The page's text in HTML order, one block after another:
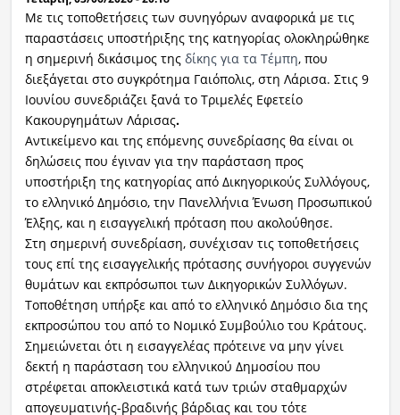
Με τις τοποθετήσεις των συνηγόρων αναφορικά με τις
παραστάσεις υποστήριξης της κατηγορίας ολοκληρώθηκε
η σημερινή δικάσιμος της δίκης για τα Τέμπη, που
διεξάγεται στο συγκρότημα Γαιόπολις, στη Λάρισα. Στις 9
Ιουνίου συνεδριάζει ξανά το Τριμελές Εφετείο
Κακουργημάτων Λάρισας.
Αντικείμενο και της επόμενης συνεδρίασης θα είναι οι
δηλώσεις που έγιναν για την παράσταση προς
υποστήριξη της κατηγορίας από Δικηγορικούς Συλλόγους,
το ελληνικό Δημόσιο, την Πανελλήνια Ένωση Προσωπικού
Έλξης, και η εισαγγελική πρόταση που ακολούθησε.
Στη σημερινή συνεδρίαση, συνέχισαν τις τοποθετήσεις
τους επί της εισαγγελικής πρότασης συνήγοροι συγγενών
θυμάτων και εκπρόσωποι των Δικηγορικών Συλλόγων.
Τοποθέτηση υπήρξε και από το ελληνικό Δημόσιο δια της
εκπροσώπου του από το Νομικό Συμβούλιο του Κράτους.
Σημειώνεται ότι η εισαγγελέας πρότεινε να μην γίνει
δεκτή η παράσταση του ελληνικού Δημοσίου που
στρέφεται αποκλειστικά κατά των τριών σταθμαρχών
απογευματινής-βραδινής βάρδιας και του τότε